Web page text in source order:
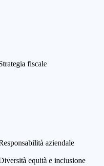
fiscale
aziendale
equità e inclusione